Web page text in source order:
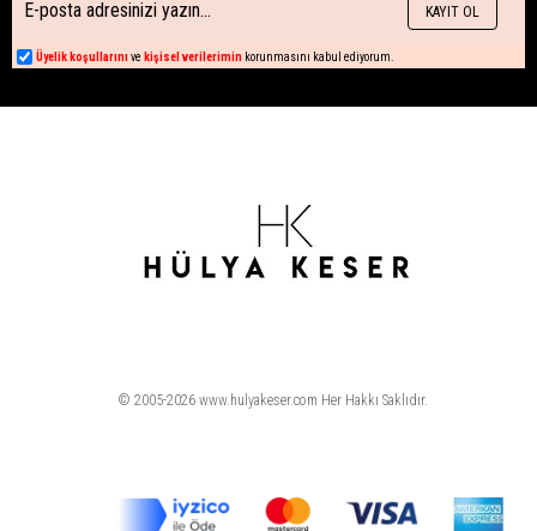
KAYIT OL
Üyelik koşullarını ve kişisel verilerimin korunmasını kabul ediyorum.
© 2005-2026 www.hulyakeser.com Her Hakkı Saklıdır.